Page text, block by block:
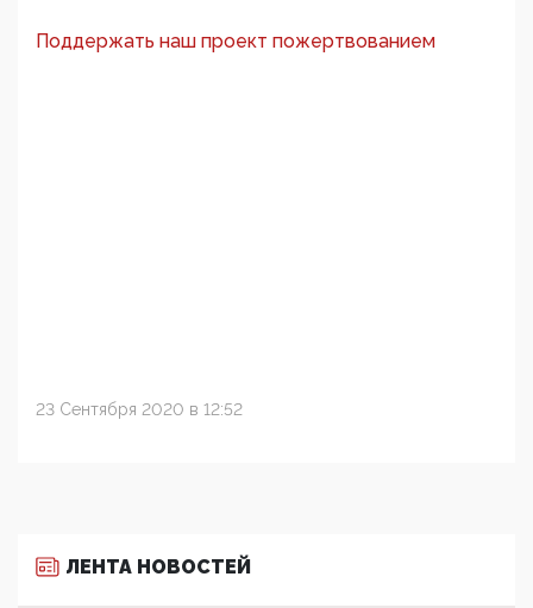
Поддержать наш проект пожертвованием
23 Сентября 2020 в 12:52
ЛЕНТА НОВОСТЕЙ